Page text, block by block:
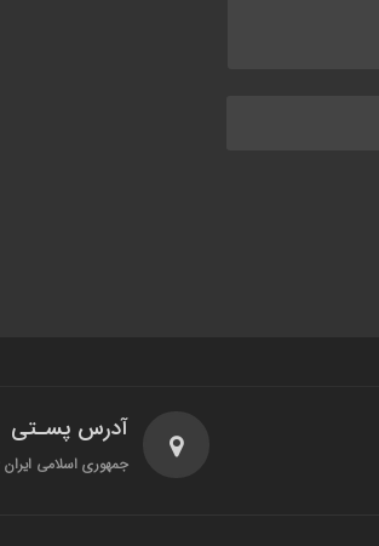
آدرس پسـتی
جمهوری اسلامی